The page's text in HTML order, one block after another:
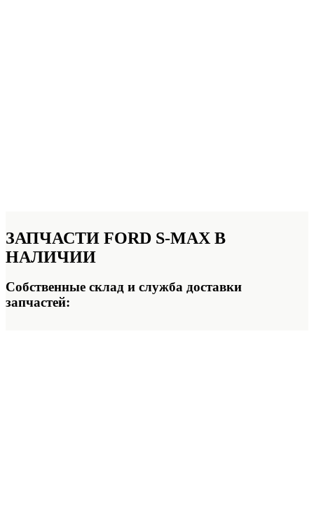
ЗАПЧАСТИ FORD S-MAX В
НАЛИЧИИ
Собственные склад и служба доставки
запчастей: